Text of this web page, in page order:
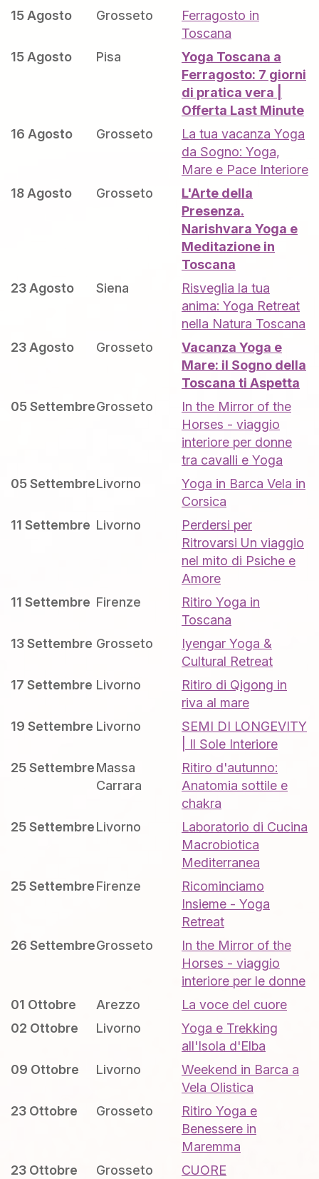
15 Agosto Grosseto
Ferragosto in
Toscana
15 Agosto
Pisa
Yoga Toscana a
Ferragosto: 7 giorni
di pratica vera |
Offerta Last Minute
16 Agosto
Grosseto
La tua vacanza Yoga
da Sogno: Yoga,
Mare e Pace Interiore
18 Agosto
Grosseto
L'Arte della
Presenza.
Narishvara Yoga e
Meditazione in
Toscana
23 Agosto
Siena
Risveglia la tua
anima: Yoga Retreat
nella Natura Toscana
23 Agosto
Grosseto
Vacanza Yoga e
Mare: il Sogno della
Toscana ti Aspetta
05 SettembreGrosseto
In the Mirror of the
Horses - viaggio
interiore per donne
tra cavalli e Yoga
05 SettembreLivorno
Yoga in Barca Vela in
Corsica
11 Settembre Livorno
Perdersi per
Ritrovarsi Un viaggio
nel mito di Psiche e
Amore
11 Settembre Firenze
Ritiro Yoga in
Toscana
13 Settembre Grosseto
Iyengar Yoga &
Cultural Retreat
17 Settembre Livorno
Ritiro di Qigong in
riva al mare
19 Settembre Livorno
SEMI DI LONGEVITY
| Il Sole Interiore
25 SettembreMassa
Carrara
Ritiro d'autunno:
Anatomia sottile e
chakra
25 SettembreLivorno
Laboratorio di Cucina
Macrobiotica
Mediterranea
25 SettembreFirenze
Ricominciamo
Insieme - Yoga
Retreat
26 SettembreGrosseto
In the Mirror of the
Horses - viaggio
interiore per le donne
01 Ottobre
Arezzo
La voce del cuore
02 Ottobre
Livorno
Yoga e Trekking
all'Isola d'Elba
09 Ottobre
Livorno
Weekend in Barca a
Vela Olistica
23 Ottobre
Grosseto
Ritiro Yoga e
Benessere in
Maremma
23 Ottobre
Grosseto
CUORE